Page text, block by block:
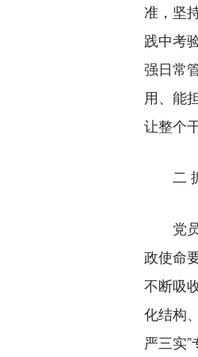
准，坚
践中考
强日常
用、能
让整个
二
党员
政使命
不断吸
化结构
严三实